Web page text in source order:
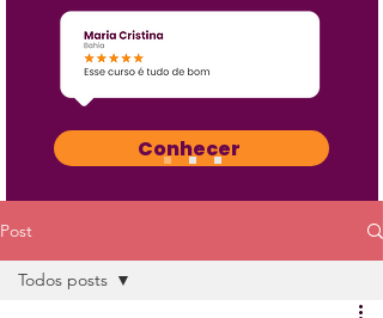
Conhecer
Post
Todos posts